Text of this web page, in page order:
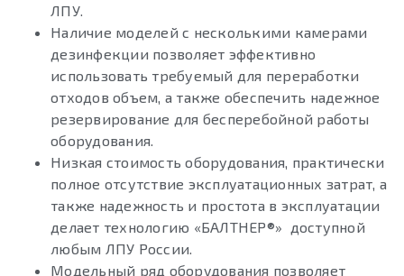
ЛПУ.
Наличие моделей с несколькими камерами
дезинфекции позволяет эффективно
использовать требуемый для переработки
отходов объем, а также обеспечить надежное
резервирование для бесперебойной работы
оборудования.
Низкая стоимость оборудования, практически
полное отсутствие эксплуатационных затрат, а
также надежность и простота в эксплуатации
делает технологию «БАЛТНЕР®» доступной
любым ЛПУ России.
Модельный ряд оборудования позволяет